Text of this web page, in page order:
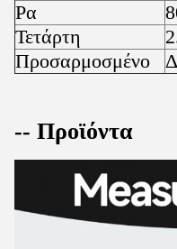
Ρα
Τετάρτη
Προσαρμοσμένο
-- Προϊόντα